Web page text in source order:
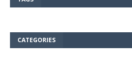
CATEGORIES